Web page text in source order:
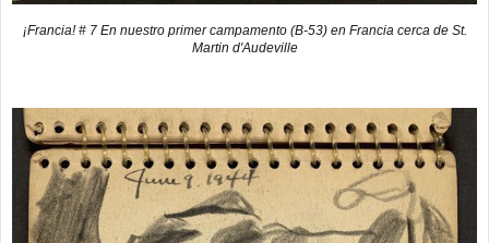
¡Francia! # 7 En nuestro primer campamento (B-53) en Francia cerca de St.
Martin d'Audeville